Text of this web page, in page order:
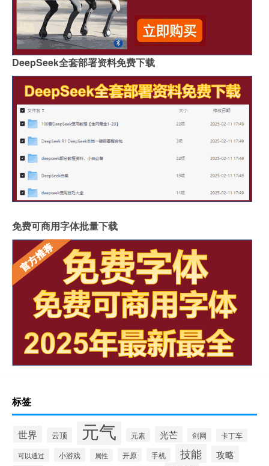
DeepSeek全套部署资料免费下载
免费可商用字体批量下载
标签
世界 云顶 元气 元素 光芒 剑网 卡丁车
可以通过 小游戏 属性 开原 手机 技能 攻略